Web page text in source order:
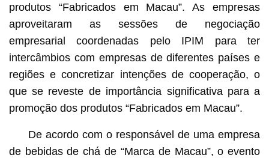
produtos “Fabricados em Macau”. As empresas
aproveitaram as sessões de negociação
empresarial coordenadas pelo IPIM para ter
intercâmbios com empresas de diferentes países e
regiões e concretizar intenções de cooperação, o
que se reveste de importância significativa para a
promoção dos produtos “Fabricados em Macau”.
De acordo com o responsável de uma empresa
de bebidas de chá de “Marca de Macau”, o evento